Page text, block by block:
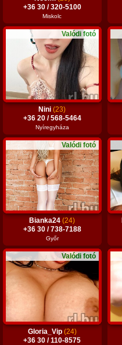
+36 30 / 320-5100
Miskolc
Valódi fotó
Nini(23)
+36 20 / 568-5464
Nyíregyháza
Valódi fotó
Bianka24(24)
+36 30 / 738-7188
Győr
Valódi fotó
Gloria_Vip (24)
+36 30 / 110-8575